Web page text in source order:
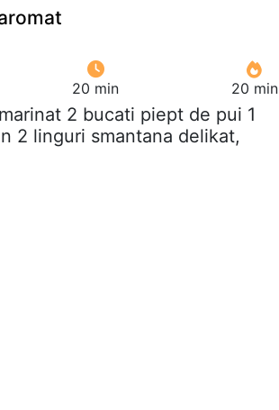
20 min 20 min
2 bucati piept de pui 1
2 linguri smantana delikat,